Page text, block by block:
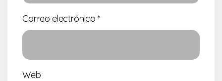
Correo electrónico *
Web